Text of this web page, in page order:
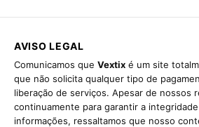
AVISO LEGAL
Comunicamos que Vextix é um site
que não solicita qualquer tipo de
liberação de serviços. Apesar de nossos
continuamente para garantir a
informações, ressaltamos que nosso